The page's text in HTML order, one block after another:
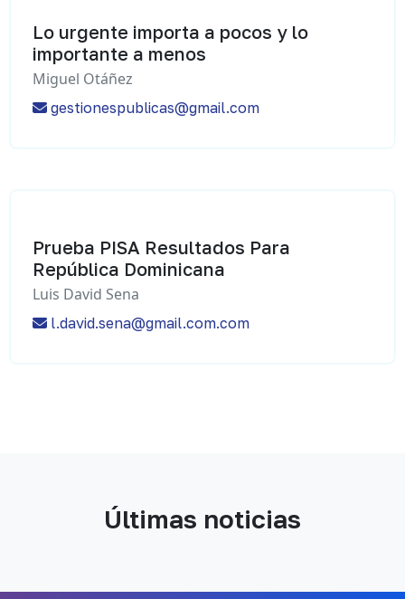
Lo urgente importa a pocos y lo
importante a menos
Miguel Otáñez
gestionespublicas@gmail.com
Prueba PISA Resultados Para
República Dominicana
Luis David Sena
l.david.sena@gmail.com.com
Últimas noticias